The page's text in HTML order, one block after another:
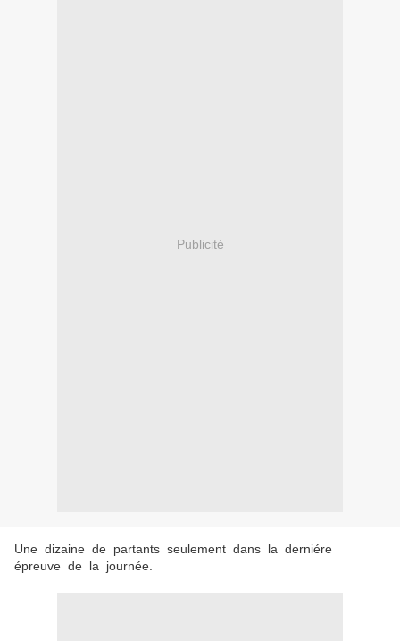
Publicité
Une dizaine de partants seulement dans la derniére
épreuve de la journée.